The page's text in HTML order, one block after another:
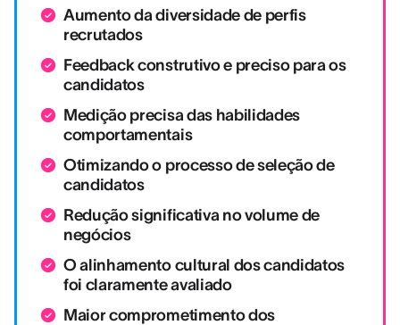
Aumento da diversidade de perfis
recrutados
Feedback construtivo e preciso para os
candidatos
Medição precisa das habilidades
comportamentais
Otimizando o processo de seleção de
candidatos
Redução significativa no volume de
negócios
O alinhamento cultural dos candidatos
foi claramente avaliado
Maior comprometimento dos